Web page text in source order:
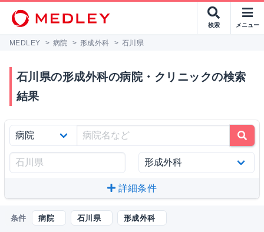
検索 メニュー
MEDLEY > 病院 > 形成外科 > 石川県
石川県の形成外科の病院・クリニックの検索
結果
詳細条件
条件 病院 石川県 形成外科